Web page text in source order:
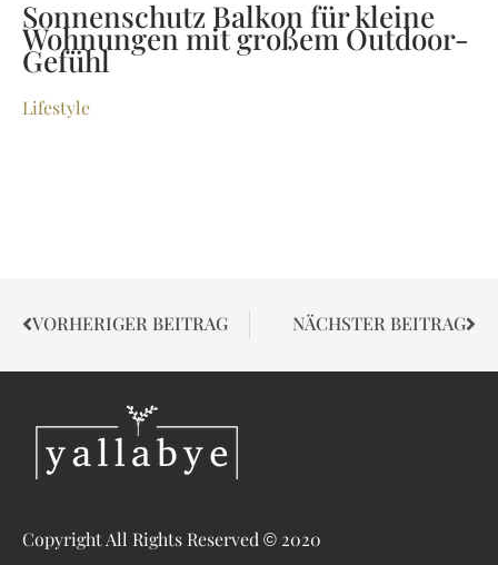
Sonnenschutz Balkon für kleine
Wohnungen mit großem Outdoor-
Gefühl
Lifestyle
VORHERIGER BEITRAG NÄCHSTER BEITRAG
Copyright All Rights Reserved © 2020